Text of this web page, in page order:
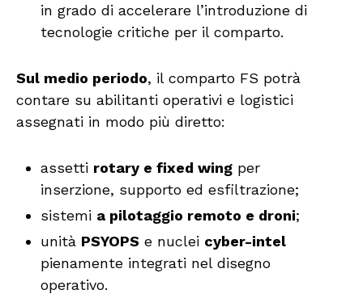
in grado di accelerare l’introduzione di
tecnologie critiche per il comparto.
Sul medio periodo, il comparto FS potrà
contare su abilitanti operativi e logistici
assegnati in modo più diretto:
assetti rotary e fixed wing per
inserzione, supporto ed esfiltrazione;
sistemi a pilotaggio remoto e droni;
unità PSYOPS e nuclei cyber-intel
pienamente integrati nel disegno
operativo.